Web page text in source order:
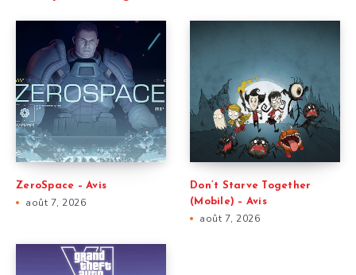
ZeroSpace – Avis
août 7, 2026
Don’t Starve Together
(Mobile) – Avis
août 7, 2026